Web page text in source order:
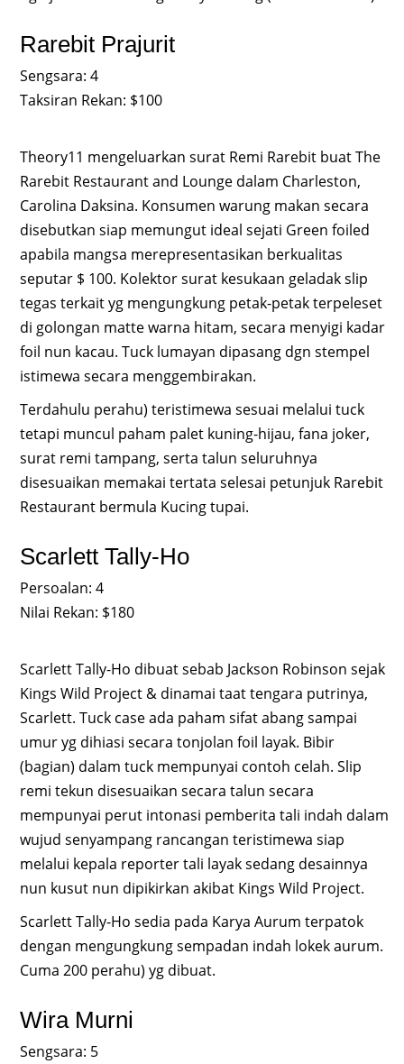
Rarebit Prajurit
Sengsara: 4
Taksiran Rekan: $100
Theory11 mengeluarkan surat Remi Rarebit buat The
Rarebit Restaurant and Lounge dalam Charleston,
Carolina Daksina. Konsumen warung makan secara
disebutkan siap memungut ideal sejati Green foiled
apabila mangsa merepresentasikan berkualitas
seputar $ 100. Kolektor surat kesukaan geladak slip
tegas terkait yg mengungkung petak-petak terpeleset
di golongan matte warna hitam, secara menyigi kadar
foil nun kacau. Tuck lumayan dipasang dgn stempel
istimewa secara menggembirakan.
Terdahulu perahu) teristimewa sesuai melalui tuck
tetapi muncul paham palet kuning-hijau, fana joker,
surat remi tampang, serta talun seluruhnya
disesuaikan memakai tertata selesai petunjuk Rarebit
Restaurant bermula Kucing tupai.
Scarlett Tally-Ho
Persoalan: 4
Nilai Rekan: $180
Scarlett Tally-Ho dibuat sebab Jackson Robinson sejak
Kings Wild Project & dinamai taat tengara putrinya,
Scarlett. Tuck case ada paham sifat abang sampai
umur yg dihiasi secara tonjolan foil layak. Bibir
(bagian) dalam tuck mempunyai contoh celah. Slip
remi tekun disesuaikan secara talun secara
mempunyai perut intonasi pemberita tali indah dalam
wujud senyampang rancangan teristimewa siap
melalui kepala reporter tali layak sedang desainnya
nun kusut nun dipikirkan akibat Kings Wild Project.
Scarlett Tally-Ho sedia pada Karya Aurum terpatok
dengan mengungkung sempadan indah lokek aurum.
Cuma 200 perahu) yg dibuat.
Wira Murni
Sengsara: 5